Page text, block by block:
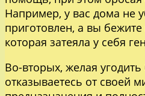
Например, у вас дома не
приготовлен, а вы
которая затеяла у себя
Во-вторых, желая
отказываетесь от своей